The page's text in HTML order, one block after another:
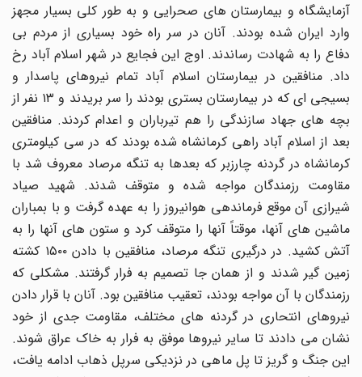
آزمایشگاه و بیمارستان های صحرایی و به طور کلی بسیار مجهز
وارد ایران شده بودند. آنان در سر راه خود بسیاری از مردم بی
دفاع را به شهادت رساندند. اوج این فجایع در شهر اسلام آباد رخ
داد. منافقین در بیمارستان اسلام آباد تمام نیروهای پاسدار و
بسیجی ای که در بیمارستان بستری بودند را سر بریدند و ۱۳ نفر از
بچه های جهاد سازندگی را هم تیرباران و اعدام کردند. منافقین
بعد از اسلام آباد راهی کرمانشاه شده بودند که در سی کیلومتری
کرمانشاه در گردنه چارزبر که بعدها به تنگه مرصاد معروف شد با
مقاومت رزمندگان مواجه شده و متوقف شدند. شهید صیاد
شیرازی آن موقع فرماندهی هوانیروز را به عهده گرفت و با بمباران
ماشین های آنها، موقتاً آنها را متوقف کرد و ستون های آنها را به
آتش کشید. در درگیری تنگه مرصاد، منافقین با دادن ۱۵۰۰ کشته
زمین گیر شدند و از همان جا تصمیم به فرار گرفتند. مشکلی که
رزمندگان با آن مواجه بودند، تعقیب منافقین بود. آنان با قرار دادن
نیروهای انتحاری در گردنه های مختلف، مقاومت جدی از خود
نشان می دادند تا سایر نیروها موفق به فرار به خاک عراق شوند.
این جنگ و گریز تا پل ماهی در نزدیکی سرپل ذهاب ادامه یافت،